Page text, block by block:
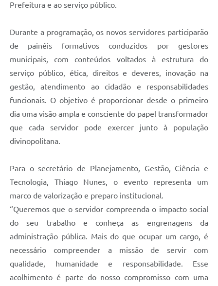
Prefeitura e ao serviço público.
Durante a programação, os novos servidores participarão
de painéis formativos conduzidos por gestores
municipais, com conteúdos voltados à estrutura do
serviço público, ética, direitos e deveres, inovação na
gestão, atendimento ao cidadão e responsabilidades
funcionais. O objetivo é proporcionar desde o primeiro
dia uma visão ampla e consciente do papel transformador
que cada servidor pode exercer junto à população
divinopolitana.
Para o secretário de Planejamento, Gestão, Ciência e
Tecnologia, Thiago Nunes, o evento representa um
marco de valorização e preparo institucional.
“Queremos que o servidor compreenda o impacto social
do seu trabalho e conheça as engrenagens da
administração pública. Mais do que ocupar um cargo, é
necessário compreender a missão de servir com
qualidade, humanidade e responsabilidade. Esse
acolhimento é parte do nosso compromisso com uma